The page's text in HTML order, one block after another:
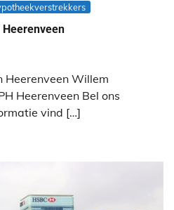
Heerenveen Willem
Heerenveen Bel ons
vind […]